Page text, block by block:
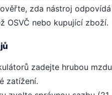
zda nástroj
OSVČ nebo kupující zboží.
zadejte hrubou
zatížení.